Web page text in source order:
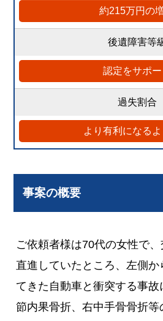
約215万円の
後遺障害等
12級13号
認定をサポー
過失割合
8:2（ご依頼者
より有利になる
事案の概要
ご依頼者様は70代の女性で
直進していたところ、左側か
てきた自動車と衝突する事故
節内果骨折、右中手骨骨折等